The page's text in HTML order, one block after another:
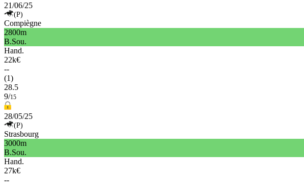
21/06/25
(P)
Compiègne
2800m
B.Sou.
Hand.
22k€
--
(1)
28.5
9/15
28/05/25
(P)
Strasbourg
3000m
B.Sou.
Hand.
27k€
--